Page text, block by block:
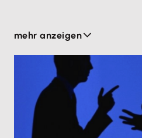
werden darf, muss der
Arbeitnehmer auf ein
hinweisen und ihm die
ändern. Die Abmahnung
die Personalakte
Mitarbeiter darauf hin und
Schreibens bestätigen
mehr anzeigen